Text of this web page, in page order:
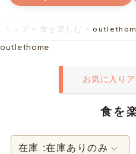
トップ > 食を楽しむ >
outlethome
お気に入り
食を
在庫 :在庫ありのみ